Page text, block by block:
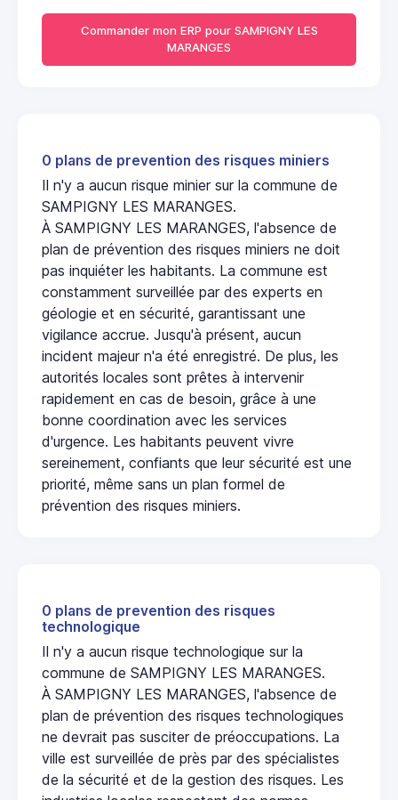
Commander mon ERP pour SAMPIGNY LES
MARANGES
0 plans de prevention des risques miniers
Il n'y a aucun risque minier sur la commune de
SAMPIGNY LES MARANGES.
À SAMPIGNY LES MARANGES, l'absence de
plan de prévention des risques miniers ne doit
pas inquiéter les habitants. La commune est
constamment surveillée par des experts en
géologie et en sécurité, garantissant une
vigilance accrue. Jusqu'à présent, aucun
incident majeur n'a été enregistré. De plus, les
autorités locales sont prêtes à intervenir
rapidement en cas de besoin, grâce à une
bonne coordination avec les services
d'urgence. Les habitants peuvent vivre
sereinement, confiants que leur sécurité est une
priorité, même sans un plan formel de
prévention des risques miniers.
0 plans de prevention des risques
technologique
Il n'y a aucun risque technologique sur la
commune de SAMPIGNY LES MARANGES.
À SAMPIGNY LES MARANGES, l'absence de
plan de prévention des risques technologiques
ne devrait pas susciter de préoccupations. La
ville est surveillée de près par des spécialistes
de la sécurité et de la gestion des risques. Les